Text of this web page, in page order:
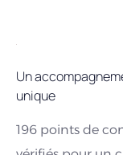
Un
unique
196 points de